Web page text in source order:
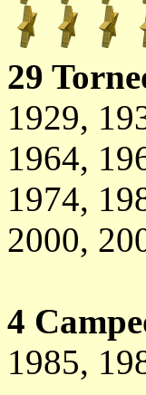
29
1929,
1964,
1974,
2000,
4
1985,